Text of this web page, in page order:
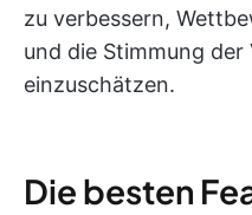
zu verbessern,
und die Stimmung der
einzuschätzen.
Die besten